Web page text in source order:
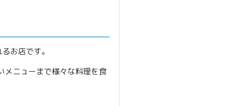
お店です。
メニューまで様々な料理を食